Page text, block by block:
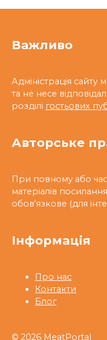
Важливо
Адміністрація
та не несе
розділі гостьових
Авторське
При повному або
матеріалів
обов'язкове (для
Інформація
Про нас
Контакти
Блог
© 2026 MeatPortal